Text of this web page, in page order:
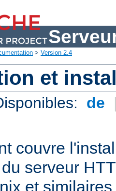
> Version 2.4
et
de
couvre
serveur
et